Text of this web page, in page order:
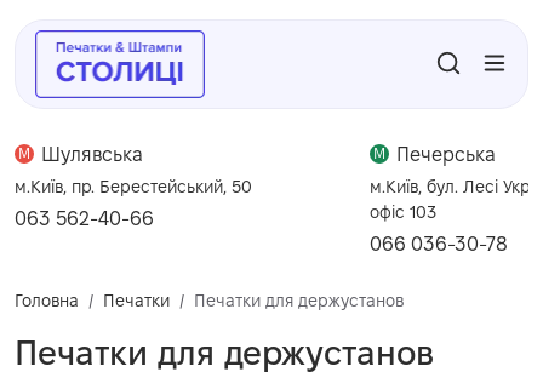
M Шулявська
м.Київ, пр. Берестейський, 50
063 562-40-66
M Печерська
м.Київ, бул. Лесі
офіс 103
066 036-30-78
Головна Печатки Печатки для держустанов
Печатки для держустанов